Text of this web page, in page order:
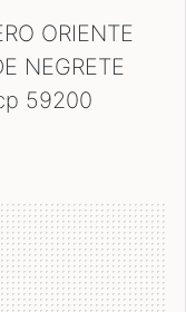
ORIENTE
NEGRETE
59200